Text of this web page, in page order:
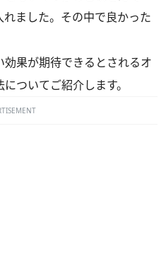
ました。その中で良かった
果が期待できるとされるオ
ついてご紹介します。